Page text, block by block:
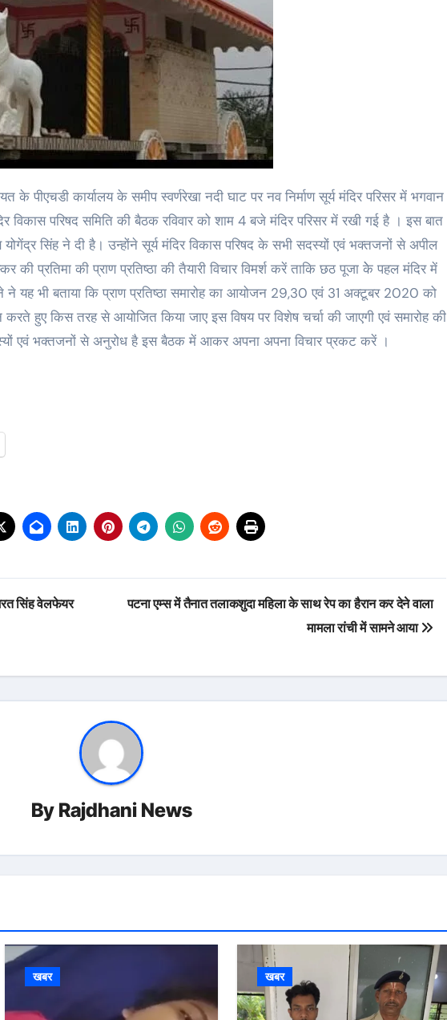
विकास परिषद समिति की बैठक रविवार को शाम 4 बजे मंदिर परिसर में रखी गई है । इस बात
योगेंद्र सिंह ने दी है। उन्होंने सूर्य मंदिर विकास परिषद के सभी सदस्यों एवं भक्तजनों से अपील
प्रतिमा की प्राण प्रतिष्ठा की तैयारी विचार विमर्श करें ताकि छठ पूजा केे पहल मंदिर में
ने यह भी बताया कि प्राण प्रतिष्ठा समारोह का आयोजन 29,30 एवं 31 अक्टूबर 2020 को
हुए किस तरह से आयोजित किया जाए इस विषय पर विशेष चर्चा की जाएगी एवं समारोह की
एवं भक्तजनों से अनुरोध है इस बैठक में आकर अपना अपना विचार प्रकट करें ।
सिंह वेलफेयर
पटना एम्स में तैनात तलाकशुदा महिला के साथ रेप का हैरान कर देने वाला
मामला रांची में सामने आया
By Rajdhani News
खबर खबर